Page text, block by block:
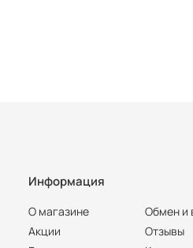
Информация
О магазине
Акции
Обмен и
Отзывы